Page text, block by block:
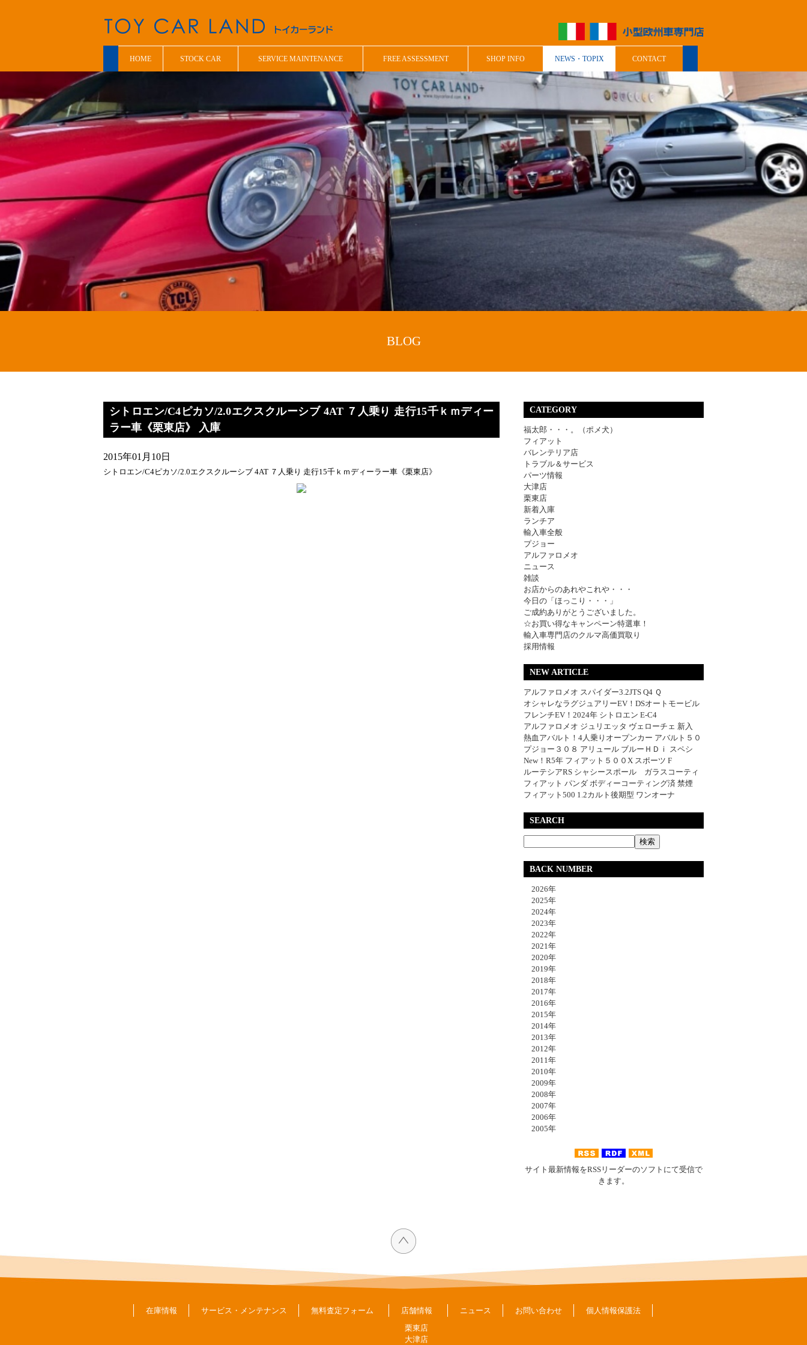
HOME STOCK CAR SERVICE MAINTENANCE FREE ASSESSMENT SHOP INFO NEWS・TOPIX CONTACT
BLOG
シトロエン/C4ピカソ/2.0エクスクルーシブ 4AT ７人乗り 走行15千ｋｍディー
ラー車《栗東店》 入庫
2015年01月10日
シトロエン/C4ピカソ/2.0エクスクルーシブ 4AT ７人乗り 走行15千ｋｍディーラー車《栗東店》
CATEGORY
福太郎・・・。（ポメ犬）
フィアット
バレンテリア店
トラブル＆サービス
パーツ情報
大津店
栗東店
新着入庫
ランチア
輸入車全般
プジョー
アルファロメオ
ニュース
雑談
お店からのあれやこれや・・・
今日の「ほっこり・・・」
ご成約ありがとうございました。
☆お買い得なキャンペーン特選車！
輸入車専門店のクルマ高価買取り
採用情報
NEW ARTICLE
アルファロメオ スパイダー3.2JTS Q4 Ｑ
オシャレなラグジュアリーEV！DSオートモービル
フレンチEV！2024年 シトロエン E-C4
アルファロメオ ジュリエッタ ヴェローチェ 新入
熱血アバルト！4人乗りオープンカー アバルト５０
プジョー３０８ アリュール ブルーＨＤｉ スペシ
New！R5年 フィアット５００X スポーツ F
ルーテシアRS シャシースポール ガラスコーティ
フィアット パンダ ボディーコーティング済 禁煙
フィアット500 1.2カルト後期型 ワンオーナ
SEARCH
BACK NUMBER
2026年
2025年
2024年
2023年
2022年
2021年
2020年
2019年
2018年
2017年
2016年
2015年
2014年
2013年
2012年
2011年
2010年
2009年
2008年
2007年
2006年
2005年
サイト最新情報をRSSリーダーのソフトにて受信で
きます。
在庫情報 サービス・メンテナンス 無料査定フォーム
店舗情報
栗東店
大津店
ニュース お問い合わせ 個人情報保護法